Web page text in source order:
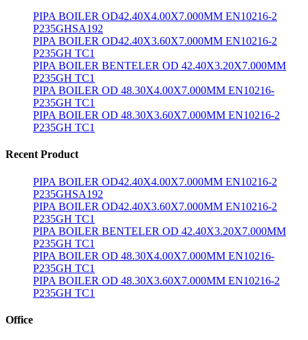
PIPA BOILER OD42.40X4.00X7.000MM EN10216-2
P235GHSA192
PIPA BOILER OD42.40X3.60X7.000MM EN10216-2
P235GH TC1
PIPA BOILER BENTELER OD 42.40X3.20X7.000MM
P235GH TC1
PIPA BOILER OD 48.30X4.00X7.000MM EN10216-
P235GH TC1
PIPA BOILER OD 48.30X3.60X7.000MM EN10216-2
P235GH TC1
Recent Product
PIPA BOILER OD42.40X4.00X7.000MM EN10216-2
P235GHSA192
PIPA BOILER OD42.40X3.60X7.000MM EN10216-2
P235GH TC1
PIPA BOILER BENTELER OD 42.40X3.20X7.000MM
P235GH TC1
PIPA BOILER OD 48.30X4.00X7.000MM EN10216-
P235GH TC1
PIPA BOILER OD 48.30X3.60X7.000MM EN10216-2
P235GH TC1
Office